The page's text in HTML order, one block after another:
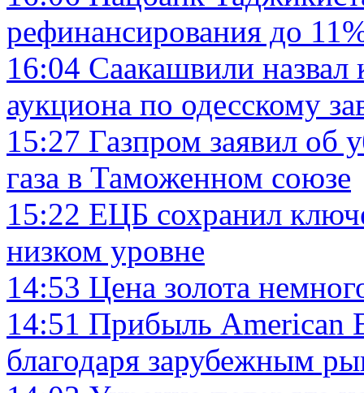
рефинансирования до
16:04 Саакашвили
аукциона по одесскому
15:27 Газпром заявил об
газа в Таможенном союзе
15:22 ЕЦБ сохранил
низком уровне
14:53 Цена золота
14:51 Прибыль American
благодаря зарубежным